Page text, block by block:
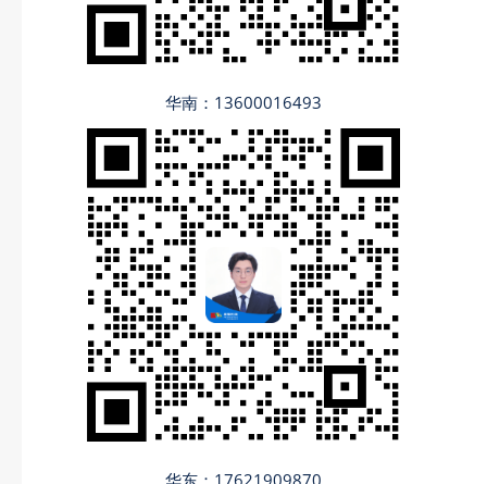
华南：13600016493
华东：17621909870